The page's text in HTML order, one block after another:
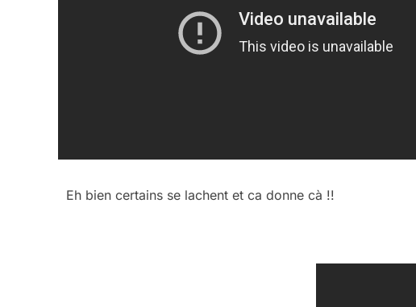
Eh bien certains se lachent et ca donne cà !!